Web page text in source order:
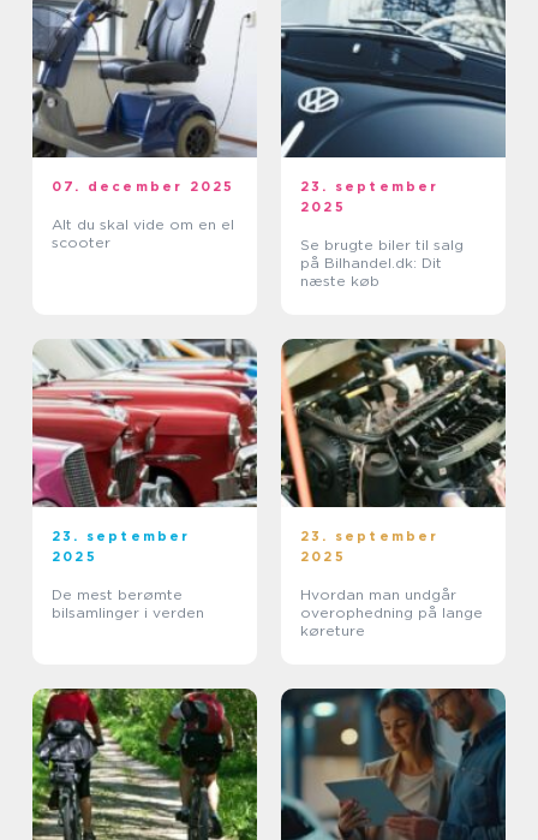
07. december 2025
Alt du skal vide om en el
scooter
23. september
2025
Se brugte biler til salg
på Bilhandel.dk: Dit
næste køb
23. september
2025
De mest berømte
bilsamlinger i verden
23. september
2025
Hvordan man undgår
overophedning på lange
køreture